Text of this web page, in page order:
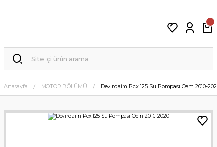
Anasayfa MOTOR BÖLÜMÜ Devirdaim Pcx 125 Su Pompası Oem 2010-